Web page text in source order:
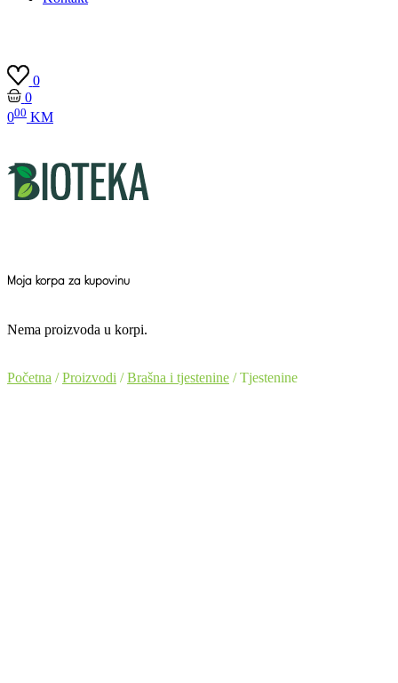
0
0
000 KM
Moja korpa za kupovinu
Nema proizvoda u korpi.
Početna /Proizvodi /Brašna i tjestenine / Tjestenine